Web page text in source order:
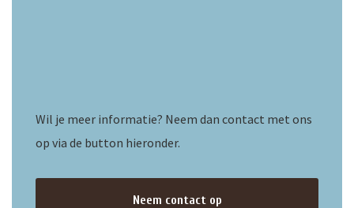
Wil je meer informatie? Neem dan contact met ons
op via de button hieronder.
Neem contact op